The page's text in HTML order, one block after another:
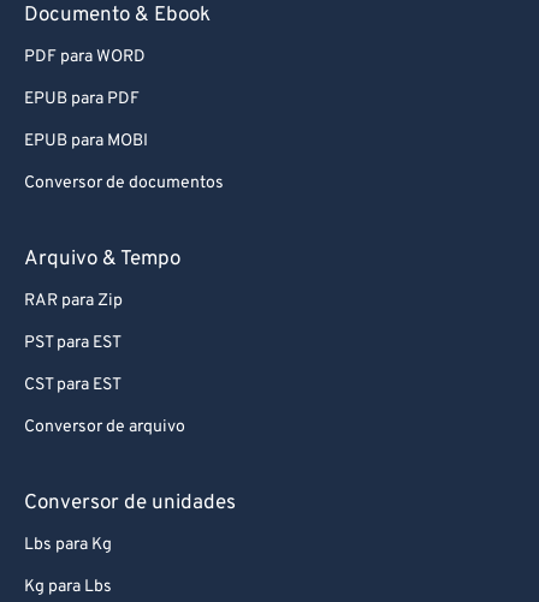
Documento & Ebook
PDF para WORD
EPUB para PDF
EPUB para MOBI
Conversor de documentos
Arquivo & Tempo
RAR para Zip
PST para EST
CST para EST
Conversor de arquivo
Conversor de unidades
Lbs para Kg
Kg para Lbs